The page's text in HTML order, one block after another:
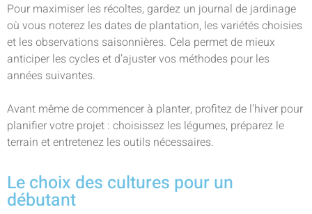
Pour maximiser les récoltes, gardez un journal de jardinage
où vous noterez les dates de plantation, les variétés choisies
et les observations saisonnières. Cela permet de mieux
anticiper les cycles et d’ajuster vos méthodes pour les
années suivantes.
Avant même de commencer à planter, profitez de l’hiver pour
planifier votre projet : choisissez les légumes, préparez le
terrain et entretenez les outils nécessaires.
Le choix des cultures pour un
débutant